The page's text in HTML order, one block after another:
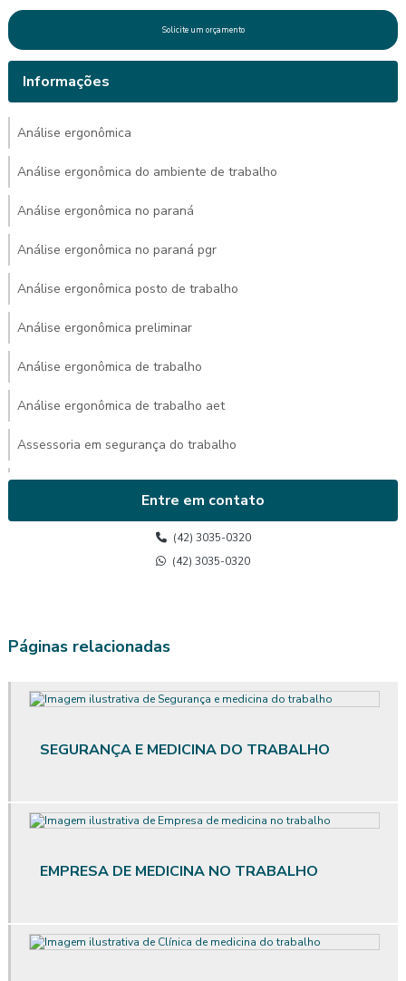
Solicite um orçamento
Informações
Análise ergonômica
Análise ergonômica do ambiente de trabalho
Análise ergonômica no paraná
Análise ergonômica no paraná pgr
Análise ergonômica posto de trabalho
Análise ergonômica preliminar
Análise ergonômica de trabalho
Análise ergonômica de trabalho aet
Assessoria em segurança do trabalho
Avaliação ambiental de calor
Avaliação de calor
Avaliação de calor segurança do trabalho
Avaliação ergonômica
Avaliação ergonômica preliminar das situações de trabalho
Entre em contato
(42) 3035-0320
(42) 3035-0320
Páginas relacionadas
SEGURANÇA E MEDICINA DO TRABALHO
EMPRESA DE MEDICINA NO TRABALHO